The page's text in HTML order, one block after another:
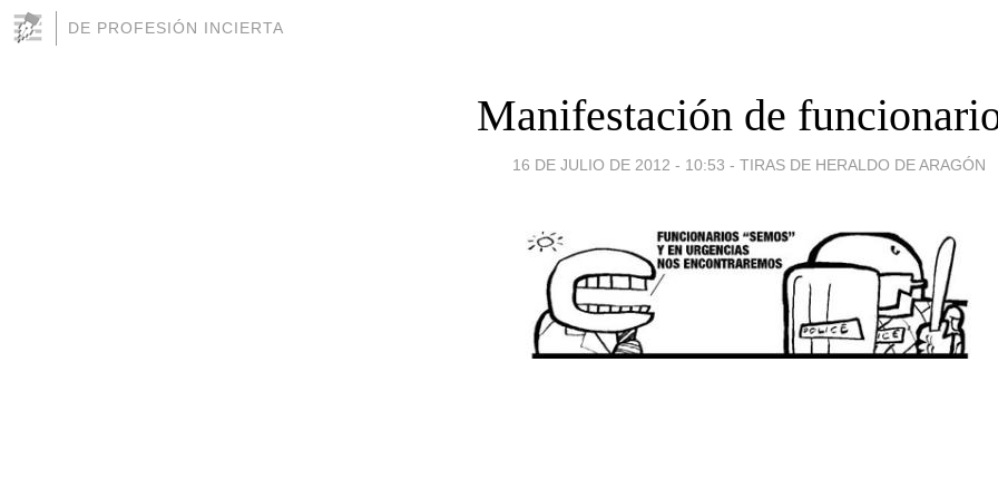
DE PROFESIÓN INCIERTA
Manifestación de
16 DE JULIO DE 2012 - 10:53 - TIRAS DE HERALDO DE ARAGÓN